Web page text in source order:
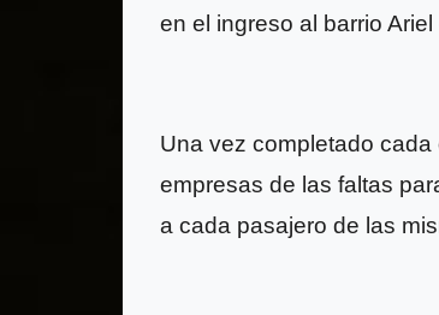
en el ingreso al barrio
Una vez completado
empresas de las faltas
a cada pasajero de las